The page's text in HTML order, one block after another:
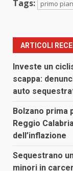
Tags: primo
ARTICOLI
Investe un
scappa:
auto
Bolzano prima
Reggio
dell’inflazione
Sequestrano
minori in